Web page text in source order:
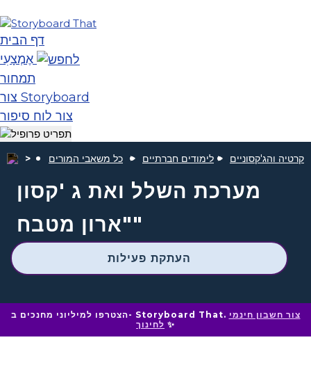
דף הבית
אֶמְצָעִי
תמחור
צור Storyboard
צור לוח סיפור
כל משאבי המורים לימודים חברתיים והג'קסוניים
מערכת השלל ואת ג 'קסון
"ארון מטבח"
העתקת פעילות
הצטרפו למיליוני מחנכים ב- Storyboard That. צור חשבון חינמי
לחינוך ✨